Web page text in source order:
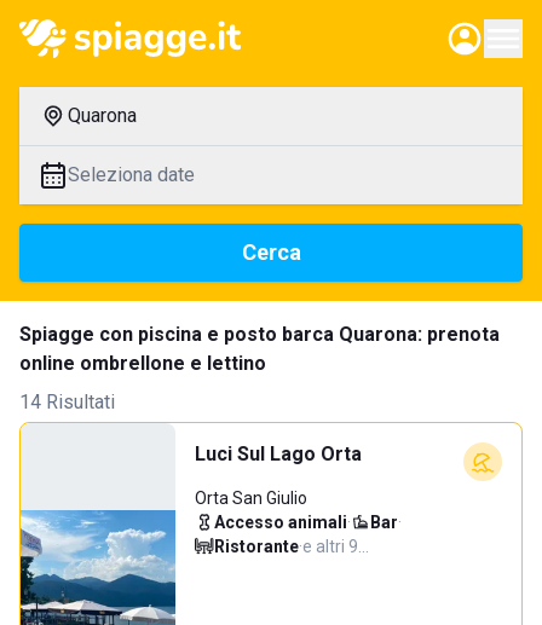
Quarona
Seleziona date
Cerca
Spiagge con piscina e posto barca Quarona: prenota
online ombrellone e lettino
14 Risultati
Luci Sul Lago Orta
Orta San Giulio
Accesso animali· Bar·
Ristorante·e altri 9…